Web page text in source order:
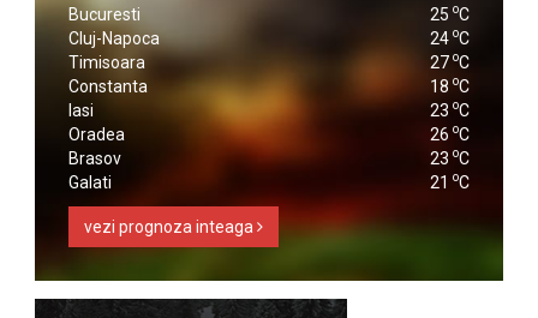
Bucuresti 25 oC
Cluj-Napoca
24 oC
Timisoara
27 oC
Constanta
18 oC
Iasi
23 oC
Oradea
26 oC
Brasov
23 oC
Galati
21 oC
vezi prognoza inteaga